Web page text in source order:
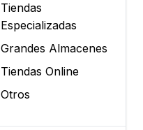
Tiendas
Especializadas
Grandes Almacenes
Tiendas Online
Otros